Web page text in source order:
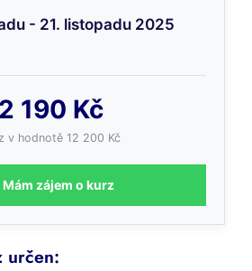
- 21. listopadu 2025
2 190 Kč
v hodnotě 12 200 Kč
Mám zájem o kurz
určen: